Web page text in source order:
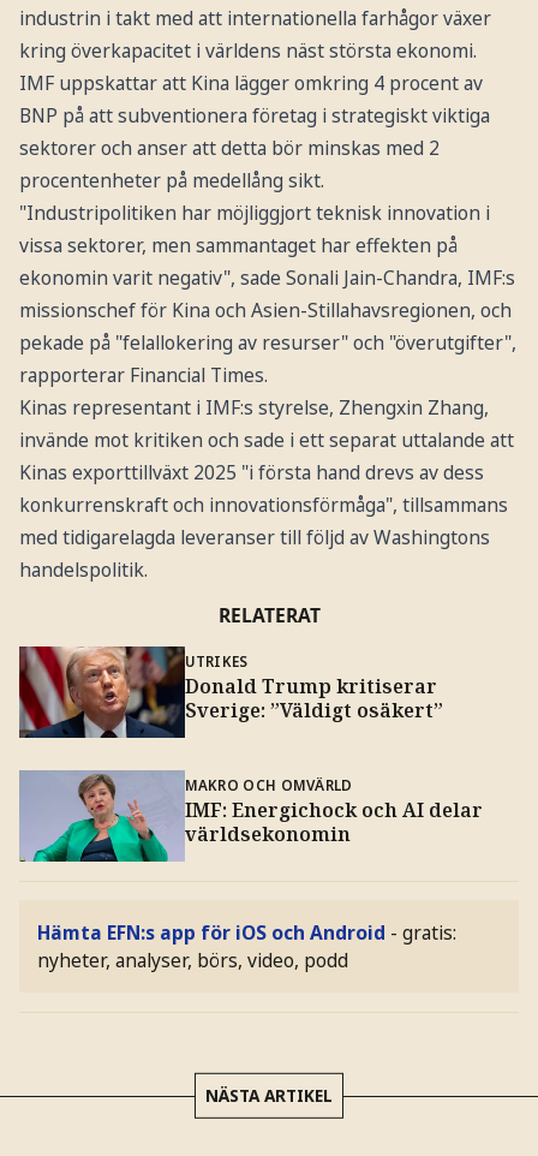
industrin i takt med att internationella farhågor växer
kring överkapacitet i världens näst största ekonomi.
IMF uppskattar att Kina lägger omkring 4 procent av
BNP på att subventionera företag i strategiskt viktiga
sektorer och anser att detta bör minskas med 2
procentenheter på medellång sikt.
"Industripolitiken har möjliggjort teknisk innovation i
vissa sektorer, men sammantaget har effekten på
ekonomin varit negativ", sade Sonali Jain-Chandra, IMF:s
missionschef för Kina och Asien-Stillahavsregionen, och
pekade på "felallokering av resurser" och "överutgifter",
rapporterar Financial Times.
Kinas representant i IMF:s styrelse, Zhengxin Zhang,
invände mot kritiken och sade i ett separat uttalande att
Kinas exporttillväxt 2025 "i första hand drevs av dess
konkurrenskraft och innovationsförmåga", tillsammans
med tidigarelagda leveranser till följd av Washingtons
handelspolitik.
RELATERAT
UTRIKES
Donald Trump kritiserar
Sverige: ”Väldigt osäkert”
MAKRO OCH OMVÄRLD
IMF: Energichock och AI delar
världsekonomin
Hämta EFN:s app för iOS och Android - gratis:
nyheter, analyser, börs, video, podd
NÄSTA ARTIKEL